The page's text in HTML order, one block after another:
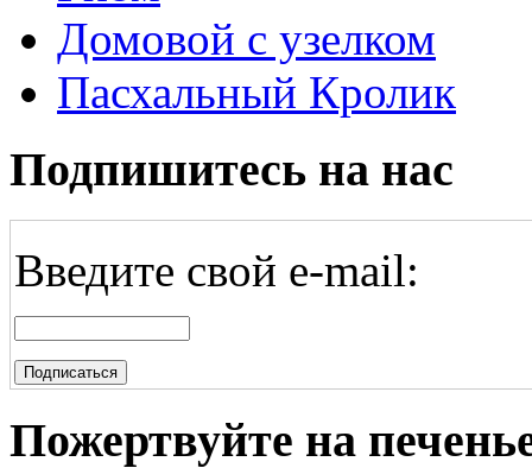
Домовой с узелком
Пасхальный Кролик
Подпишитесь на нас
Введите свой e-mail:
Пожертвуйте на